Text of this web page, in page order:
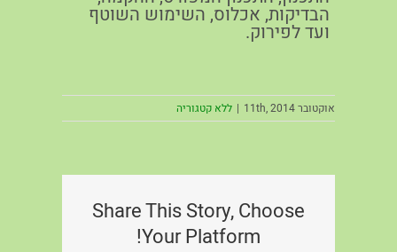
הבדיקות, אכלוס, השימוש השוטף
ועד לפירוק.
אוקטובר 11th, 2014 | ללא קטגוריה
Share This Story, Choose
Your Platform!